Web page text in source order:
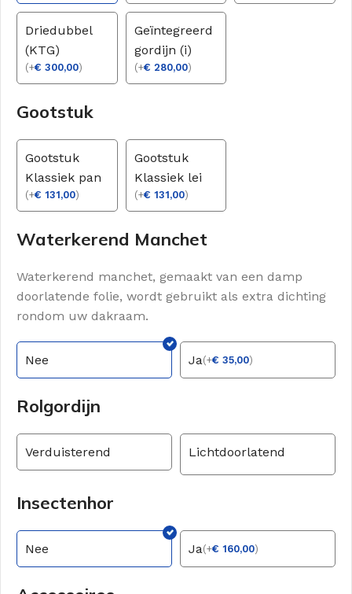
Driedubbel
(KTG)
(+€ 300,00)
Geïntegreerd
gordijn (i)
(+€ 280,00)
Gootstuk
Gootstuk
Klassiek pan
(+€ 131,00)
Gootstuk
Klassiek lei
(+€ 131,00)
Waterkerend Manchet
Waterkerend manchet, gemaakt van een damp
doorlatende folie, wordt gebruikt als extra dichting
rondom uw dakraam.
Nee Ja(+€ 35,00)
Rolgordijn
Verduisterend Lichtdoorlatend
Insectenhor
Nee Ja(+€ 160,00)